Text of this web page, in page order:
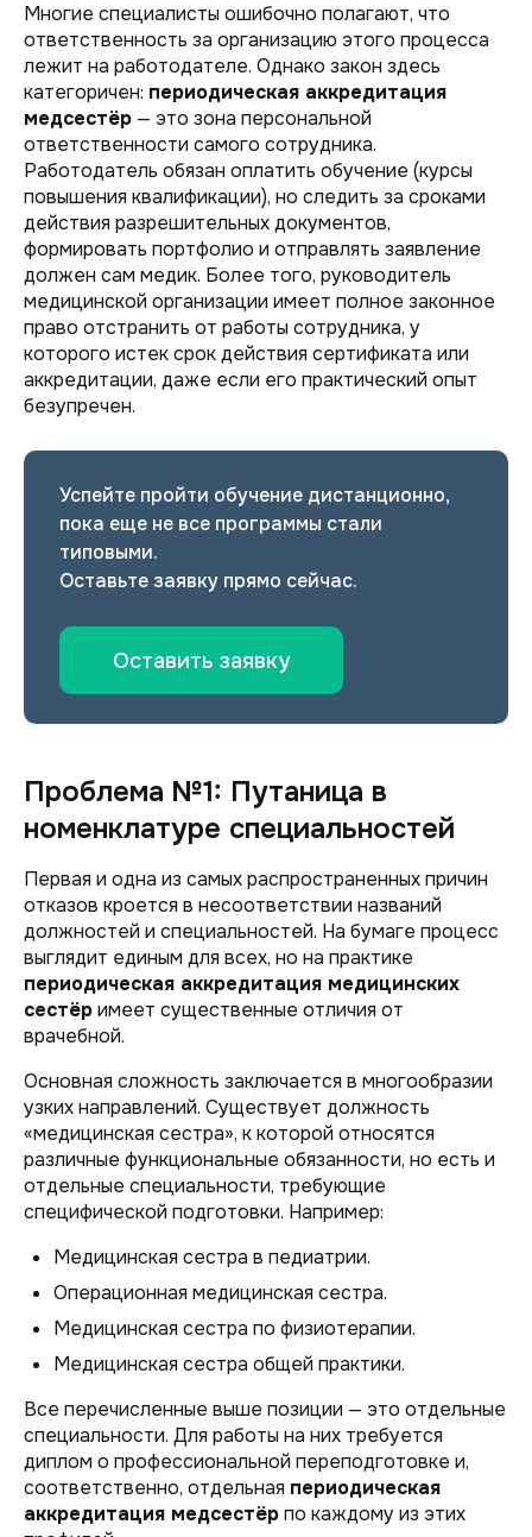
Многие специалисты ошибочно полагают, что
ответственность за организацию этого процесса
лежит на работодателе. Однако закон здесь
категоричен: периодическая аккредитация
медсестёр — это зона персональной
ответственности самого сотрудника.
Работодатель обязан оплатить обучение (курсы
повышения квалификации), но следить за сроками
действия разрешительных документов,
формировать портфолио и отправлять заявление
должен сам медик. Более того, руководитель
медицинской организации имеет полное законное
право отстранить от работы сотрудника, у
которого истек срок действия сертификата или
аккредитации, даже если его практический опыт
безупречен.
Успейте пройти обучение дистанционно,
пока еще не все программы стали
типовыми.
Оставьте заявку прямо сейчас.
Оставить заявку
Проблема №1: Путаница в
номенклатуре специальностей
Первая и одна из самых распространенных причин
отказов кроется в несоответствии названий
должностей и специальностей. На бумаге процесс
выглядит единым для всех, но на практике
периодическая аккредитация медицинских
сестёримеет существенные отличия от
врачебной.
Основная сложность заключается в многообразии
узких направлений. Существует должность
«медицинская сестра», к которой относятся
различные функциональные обязанности, но есть и
отдельные специальности, требующие
специфической подготовки. Например:
Медицинская сестра в педиатрии.
Операционная медицинская сестра.
Медицинская сестра по физиотерапии.
Медицинская сестра общей практики.
Все перечисленные выше позиции — это отдельные
специальности. Для работы на них требуется
диплом о профессиональной переподготовке и,
соответственно, отдельная периодическая
аккредитация медсестёрпо каждому из этих